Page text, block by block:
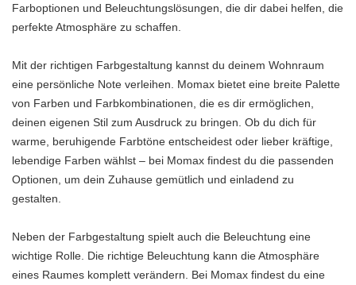
Farboptionen und Beleuchtungslösungen, die dir dabei helfen, die
perfekte Atmosphäre zu schaffen.
Mit der richtigen Farbgestaltung kannst du deinem Wohnraum
eine persönliche Note verleihen. Momax bietet eine breite Palette
von Farben und Farbkombinationen, die es dir ermöglichen,
deinen eigenen Stil zum Ausdruck zu bringen. Ob du dich für
warme, beruhigende Farbtöne entscheidest oder lieber kräftige,
lebendige Farben wählst – bei Momax findest du die passenden
Optionen, um dein Zuhause gemütlich und einladend zu
gestalten.
Neben der Farbgestaltung spielt auch die Beleuchtung eine
wichtige Rolle. Die richtige Beleuchtung kann die Atmosphäre
eines Raumes komplett verändern. Bei Momax findest du eine